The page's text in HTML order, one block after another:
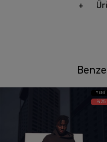
YENI
ÜRÜN
%25